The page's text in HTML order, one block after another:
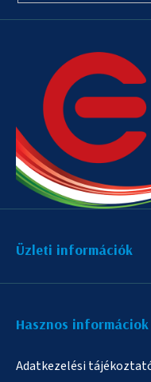
Üzleti információk
Hasznos informáciok
Adatkezelési